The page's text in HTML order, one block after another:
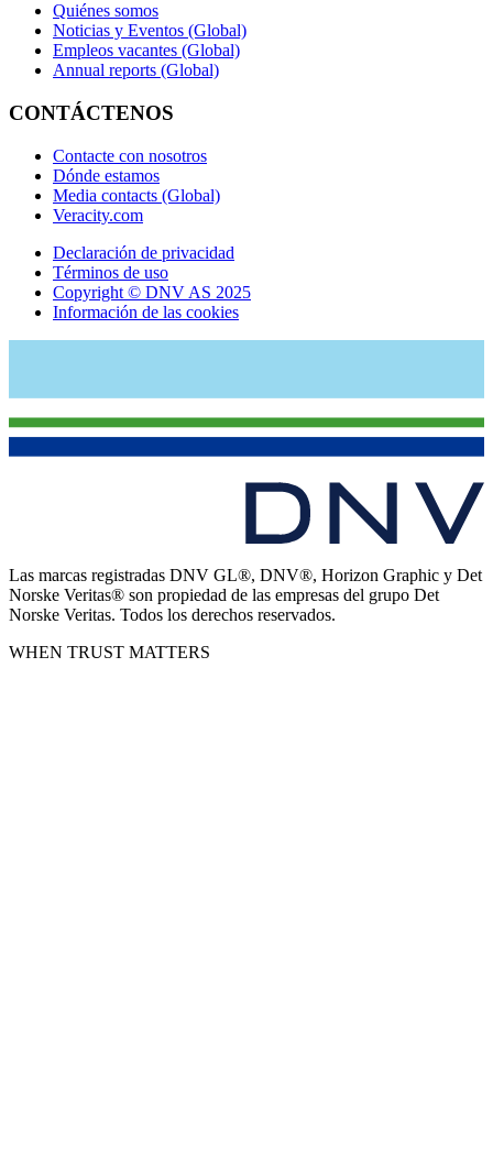
Quiénes somos
Noticias y Eventos (Global)
Empleos vacantes (Global)
Annual reports (Global)
CONTÁCTENOS
Contacte con nosotros
Dónde estamos
Media contacts (Global)
Veracity.com
Declaración de privacidad
Términos de uso
Copyright © DNV AS 2025
Información de las cookies
Las marcas registradas DNV GL®, DNV®, Horizon Graphic y Det
Norske Veritas® son propiedad de las empresas del grupo Det
Norske Veritas. Todos los derechos reservados.
WHEN TRUST MATTERS